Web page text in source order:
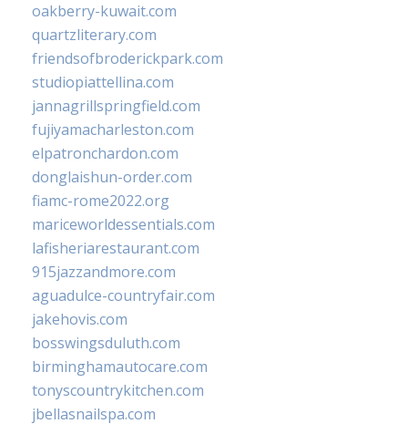
oakberry-kuwait.com
quartzliterary.com
friendsofbroderickpark.com
studiopiattellina.com
jannagrillspringfield.com
fujiyamacharleston.com
elpatronchardon.com
donglaishun-order.com
fiamc-rome2022.org
mariceworldessentials.com
lafisheriarestaurant.com
915jazzandmore.com
aguadulce-countryfair.com
jakehovis.com
bosswingsduluth.com
birminghamautocare.com
tonyscountrykitchen.com
jbellasnailspa.com